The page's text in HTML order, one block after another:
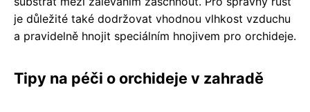
je důležité také dodržovat vhodnou vlhkost vzduchu
a pravidelně hnojit speciálním hnojivem pro orchideje.
Tipy na péči o orchideje v zahradě